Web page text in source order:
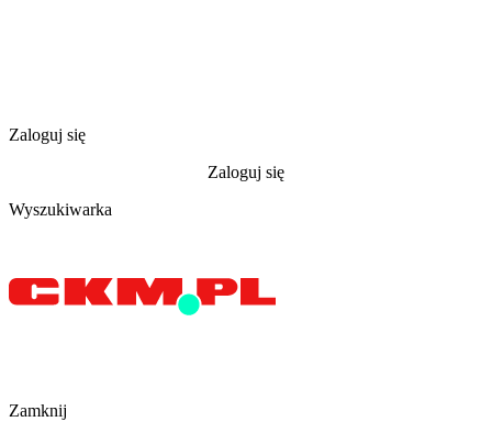
Zaloguj się
Zaloguj się
Wyszukiwarka
Zamknij